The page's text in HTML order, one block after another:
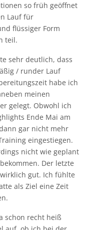
so früh geöffnet
Lauf für
flüssiger Form
teil.
sehr deutlich, dass
/ runder Lauf
habe ich
meinen
gelegt. Obwohl ich
Ende Mai am
gar nicht mehr
eingestiegen.
nicht wie geplant
Der letzte
gut. Ich fühlte
als Ziel eine Zeit
schon recht heiß